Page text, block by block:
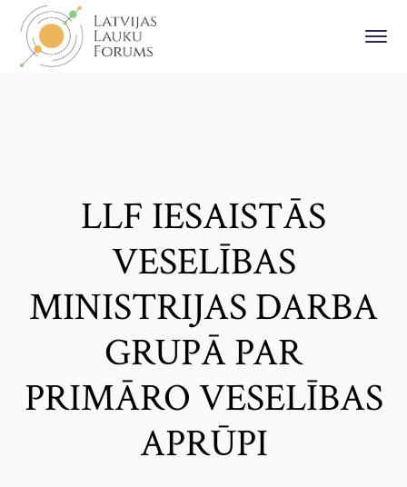
LLF IESAISTĀS
VESELĪBAS
MINISTRIJAS DARBA
GRUPĀ PAR
PRIMĀRO VESELĪBAS
APRŪPI